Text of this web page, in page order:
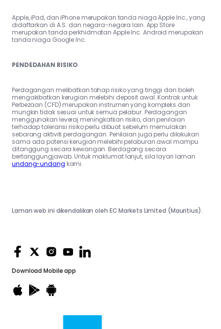
Apple, iPad, dan iPhone merupakan tanda niaga Apple Inc., yang
didaftarkan di A.S. dan negara-negara lain. App Store
merupakan tanda perkhidmatan Apple Inc. Android merupakan
tanda niaga Google Inc.
PENDEDAHAN RISIKO
Perdagangan melibatkan tahap risiko yang tinggi dan boleh
mengakibatkan kerugian melebihi deposit awal. Kontrak untuk
Perbezaan (CFD) merupakan instrumen yang kompleks dan
mungkin tidak sesuai untuk semua pelabur. Perdagangan
menggunakan leveraj meningkatkan risiko, dan penilaian
terhadap toleransi risiko perlu dibuat sebelum memulakan
sebarang aktiviti perdagangan. Penilaian juga perlu dilakukan
sama ada potensi kerugian melebihi pelaburan awal mampu
ditanggung secara kewangan. Berdagang secara
bertanggungjawab. Untuk maklumat lanjut, sila layari laman
undang-undang kami.
Download Mobile app
Laman web ini dikendalikan oleh EC Markets Limited (Mauritius).